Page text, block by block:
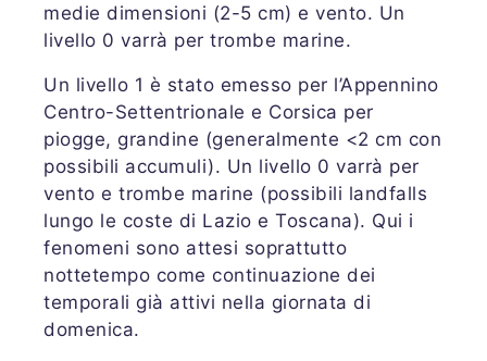
medie dimensioni (2-5 cm) e vento. Un
livello 0 varrà per trombe marine.
Un livello 1 è stato emesso per l’Appennino
Centro-Settentrionale e Corsica per
piogge, grandine (generalmente <2 cm con
possibili accumuli). Un livello 0 varrà per
vento e trombe marine (possibili landfalls
lungo le coste di Lazio e Toscana). Qui i
fenomeni sono attesi soprattutto
nottetempo come continuazione dei
temporali già attivi nella giornata di
domenica.